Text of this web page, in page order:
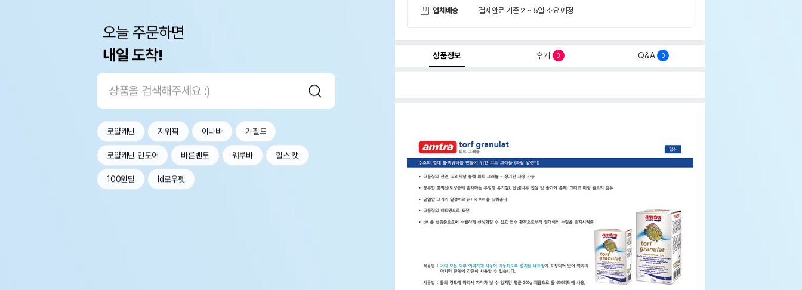
오늘 주문하면
내일 도착!
로얄캐닌 지위픽 이나바 가필드
로얄캐닌 인도어 바른벤토 웨루바 힐스 캣
100원딜 Id로우펫
업체배송 결제완료 기준 2 ~ 5일 소요 예정
상품정보 후기 0 Q&A 0